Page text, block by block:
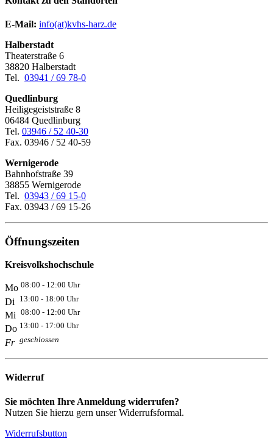
E-Mail: info(at)kvhs-harz.de
Halberstadt
Theaterstraße 6
38820 Halberstadt
Tel. 03941 / 69 78-0
Quedlinburg
Heiligegeiststraße 8
06484 Quedlinburg
Tel. 03946 / 52 40-30
Fax. 03946 / 52 40-59
Wernigerode
Bahnhofstraße 39
38855 Wernigerode
Tel. 03943 / 69 15-0
Fax. 03943 / 69 15-26
Öffnungszeiten
Kreisvolkshochschule
Mo 08:00 - 12:00 Uhr
Di 13:00 - 18:00 Uhr
Mi 08:00 - 12:00 Uhr
Do 13:00 - 17:00 Uhr
Fr geschlossen
Widerruf
Sie möchten Ihre Anmeldung widerrufen?
Nutzen Sie hierzu gern unser Widerrufsformal.
Widerrufsbutton